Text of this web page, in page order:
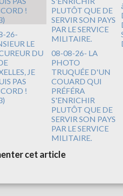
26-
LE
DU
JE
PAS
!
08-08-26- LA
PHOTO
TRUQUÉE D'UN
COUARD QUI
PRÉFÉRA
S'ENRICHIR
PLUTÔT QUE DE
SERVIR SON PAYS
PAR LE SERVICE
MILITAIRE.
cet article